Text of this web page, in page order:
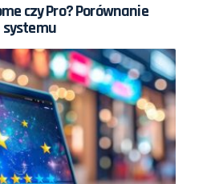
czy Pro? Porównanie